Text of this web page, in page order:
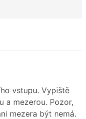
vstupu. Vypiště
a mezerou. Pozor,
mezera být nemá.